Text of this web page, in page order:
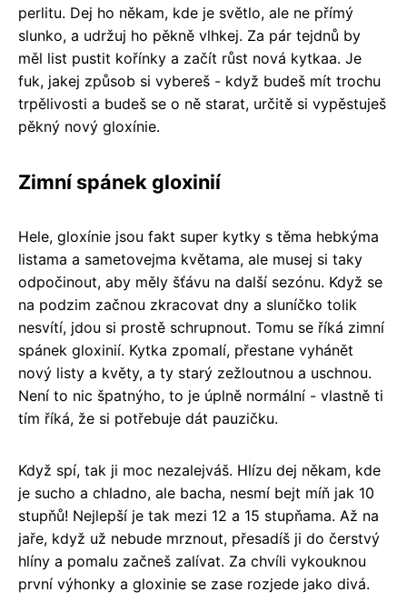
perlitu. Dej ho někam, kde je světlo, ale ne přímý
slunko, a udržuj ho pěkně vlhkej. Za pár tejdnů by
měl list pustit kořínky a začít růst nová kytkaa. Je
fuk, jakej způsob si vybereš - když budeš mít trochu
trpělivosti a budeš se o ně starat, určitě si vypěstuješ
pěkný nový gloxínie.
Zimní spánek gloxinií
Hele, gloxínie jsou fakt super kytky s těma hebkýma
listama a sametovejma květama, ale musej si taky
odpočinout, aby měly šťávu na další sezónu. Když se
na podzim začnou zkracovat dny a sluníčko tolik
nesvítí, jdou si prostě schrupnout. Tomu se říká zimní
spánek gloxinií. Kytka zpomalí, přestane vyhánět
nový listy a květy, a ty starý zežloutnou a uschnou.
Není to nic špatnýho, to je úplně normální - vlastně ti
tím říká, že si potřebuje dát pauzičku.
Když spí, tak ji moc nezalejváš. Hlízu dej někam, kde
je sucho a chladno, ale bacha, nesmí bejt míň jak 10
stupňů! Nejlepší je tak mezi 12 a 15 stupňama. Až na
jaře, když už nebude mrznout, přesadíš ji do čerstvý
hlíny a pomalu začneš zalívat. Za chvíli vykouknou
první výhonky a gloxinie se zase rozjede jako divá.